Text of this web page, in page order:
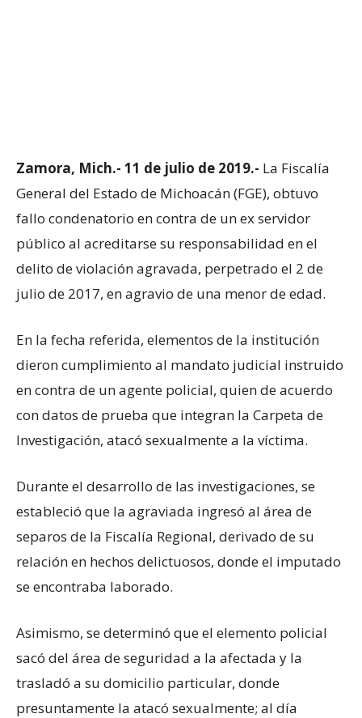
Zamora, Mich.- 11 de julio de 2019.- La Fiscalía
General del Estado de Michoacán (FGE), obtuvo
fallo condenatorio en contra de un ex servidor
público al acreditarse su responsabilidad en el
delito de violación agravada, perpetrado el 2 de
julio de 2017, en agravio de una menor de edad.
En la fecha referida, elementos de la institución
dieron cumplimiento al mandato judicial instruido
en contra de un agente policial, quien de acuerdo
con datos de prueba que integran la Carpeta de
Investigación, atacó sexualmente a la víctima.
Durante el desarrollo de las investigaciones, se
estableció que la agraviada ingresó al área de
separos de la Fiscalía Regional, derivado de su
relación en hechos delictuosos, donde el imputado
se encontraba laborado.
Asimismo, se determinó que el elemento policial
sacó del área de seguridad a la afectada y la
trasladó a su domicilio particular, donde
presuntamente la atacó sexualmente; al día